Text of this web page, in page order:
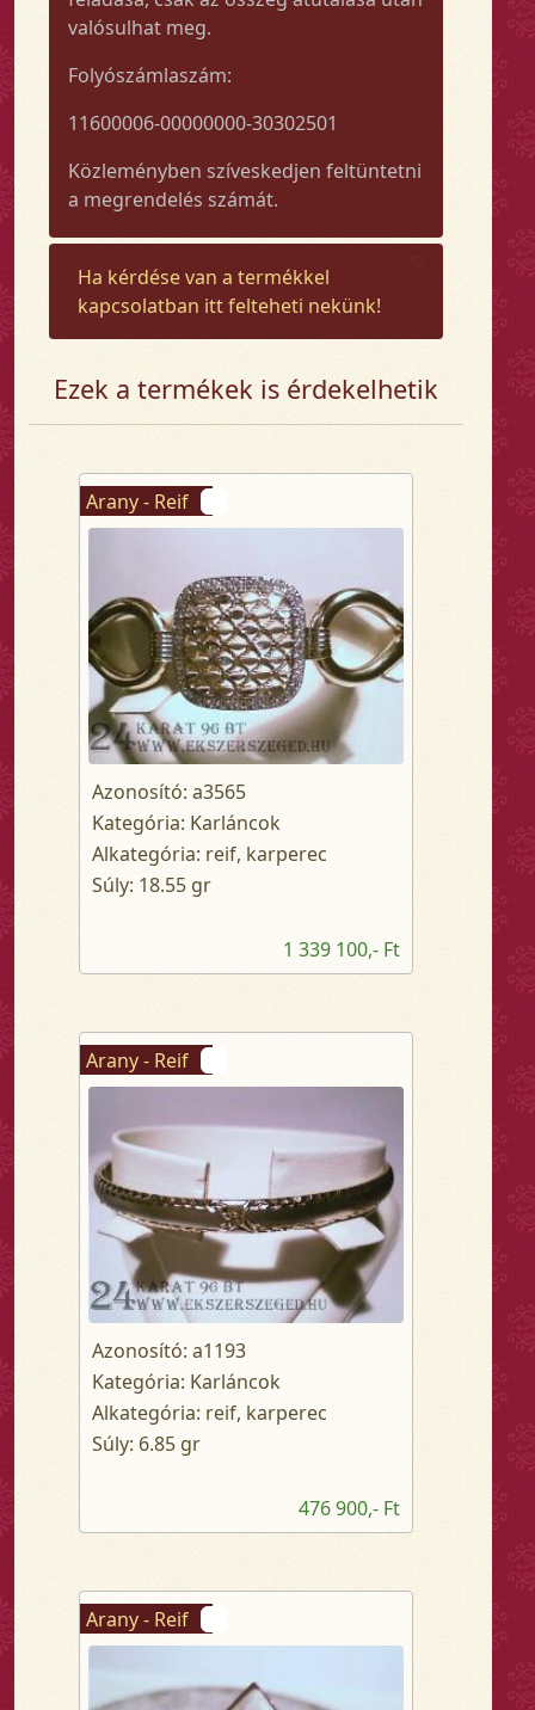
valósulhat meg.
Folyószámlaszám:
11600006-00000000-30302501
Közleményben szíveskedjen feltüntetni
a megrendelés számát.
Ha kérdése van a termékkel
kapcsolatban itt felteheti nekünk!
Ezek a termékek is érdekelhetik
Arany - Reif
Azonosító: a3565
Kategória: Karláncok
Alkategória: reif, karperec
Súly: 18.55 gr
1 339 100,- Ft
Arany - Reif
Azonosító: a1193
Kategória: Karláncok
Alkategória: reif, karperec
Súly: 6.85 gr
476 900,- Ft
Arany - Reif